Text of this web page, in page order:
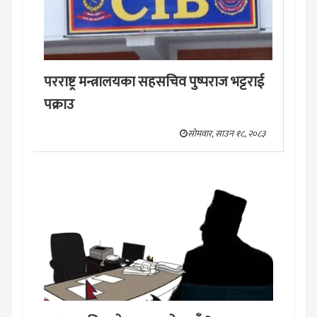
परराष्ट्र मन्त्रालयका सहसचिव पुष्पराज भट्टराई
पक्राउ
सोमवार, साउन १८, २०८३